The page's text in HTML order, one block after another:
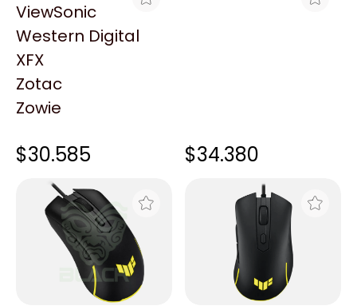
ViewSonic
Western Digital
XFX
Zotac
Zowie
SILVERHARD
$30.585 $34.380